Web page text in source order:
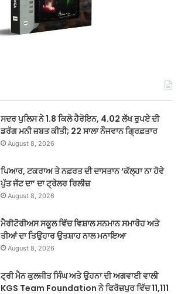
ਸਦਰ ਪੁਲਿਸ ਨੇ 1.8 ਕਿਲੋ ਹੈਰੋਇਨ, 4.02 ਲੱਖ ਰੁਪਏ ਦੀ
ਡਰੱਗ ਮਨੀ ਜ਼ਬਤ ਕੀਤੀ; 22 ਸਾਲਾ ਨੌਜਵਾਨ ਗ੍ਰਿਫ਼ਤਾਰ
August 8, 2026
ਪਿਆਰ, ਟਕਰਾਅ ਤੇ ਨਫ਼ਰਤ ਦੀ ਦਾਸਤਾਨ ‘ਕੱਲ੍ਹਾ ਨਾ ਹੋਵੇ
ਪੁੱਤ ਜੱਟ ਦਾ’ ਦਾ ਟ੍ਰੇਲਰ ਰਿਲੀਜ਼
August 8, 2026
ਮੈਰੀਟੋਰੀਅਸ ਸਕੂਲ ਵਿੱਚ ਵਿਸ਼ਾਲ ਸਨਮਾਨ ਸਮਾਰੋਹ ਅਤੇ
ਤੀਆਂ ਦਾ ਤਿਉਹਾਰ ਉਤਸ਼ਾਹ ਨਾਲ ਮਨਾਇਆ
August 8, 2026
ਟ੍ਰੀ ਮੈਨ ਕੁਲਜੀਤ ਸਿੰਘ ਅਤੇ ਉਹਨਾ ਦੀ ਅਗਵਾਈ ਵਾਲੀ
KGS Team Foundation ਨੇ ਫਿਰੋਜ਼ਪੁਰ ਵਿੱਚ 11,111